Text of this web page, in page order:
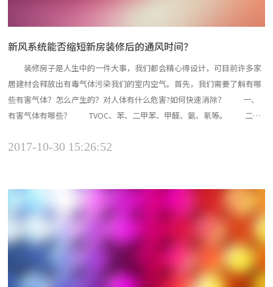
新风系统能否缩短新房装修后的通风时间？
装修房子是人生中的一件大事，我们都会精心得设计，可目前许多家
居建材会释放出有毒气体污染我们的室内空气。首先，我们需要了解有哪
些有害气体？怎么产生的？对人体有什么危害?如何快速消除？ 一、
有害气体有哪些？ TVOC、苯、二甲苯、甲醛、氨、氡等。 二、
2017-10-30 15:26:52